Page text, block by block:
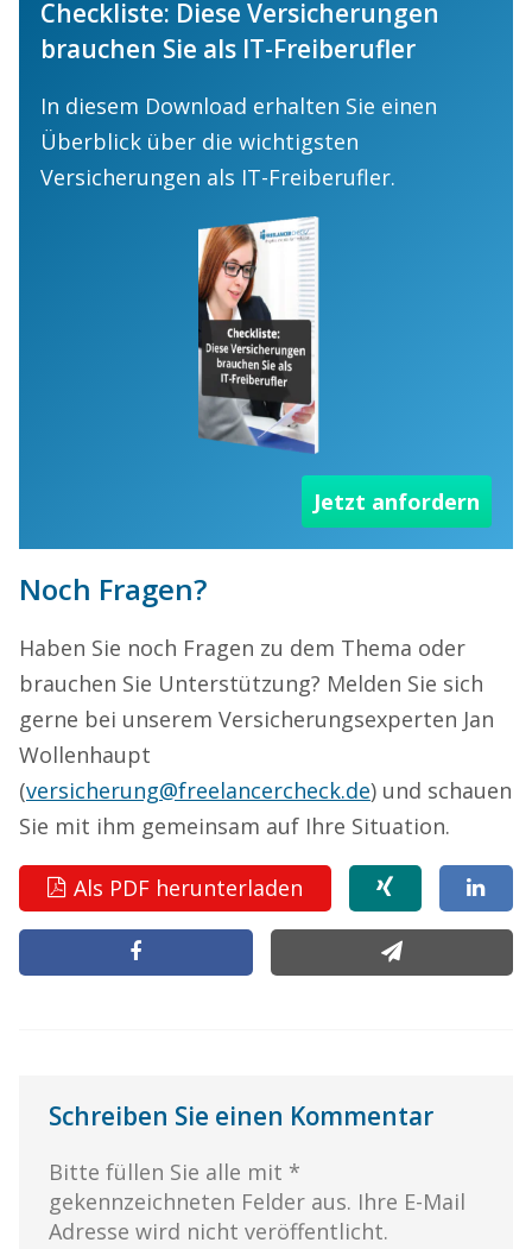
Checkliste: Diese Versicherungen
brauchen Sie als IT-Freiberufler
In diesem Download erhalten Sie einen
Überblick über die wichtigsten
Versicherungen als IT-Freiberufler.
Jetzt anfordern
Noch Fragen?
Haben Sie noch Fragen zu dem Thema oder
brauchen Sie Unterstützung? Melden Sie sich
gerne bei unserem Versicherungsexperten Jan
Wollenhaupt
(versicherung@freelancercheck.de) und schauen
Sie mit ihm gemeinsam auf Ihre Situation.
Als PDF herunterladen
Schreiben Sie einen Kommentar
Bitte füllen Sie alle mit *
gekennzeichneten Felder aus. Ihre E-Mail
Adresse wird nicht veröffentlicht.